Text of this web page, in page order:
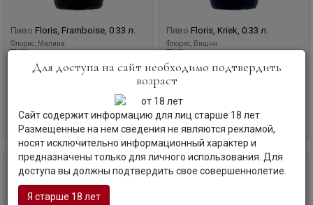
Пиво Floris, Framboise, 0.33 л.
Флорис, Малина
300 руб В корзину
Пиво Floris, Kriek, 0.33 л.
Флорис, Вишня
290 руб В корзину
0,33 л 0,33 л
Для доступа на сайт необходимо подтвердить
возраст
Сайт содержит информацию для лиц старше 18 лет.
Размещенные на нем сведения не являются рекламой,
носят исключительно информационный характер и
предназначены только для личного использования. Для
доступа вы должны подтвердить свое совершеннолетие.
Я старше 18 лет